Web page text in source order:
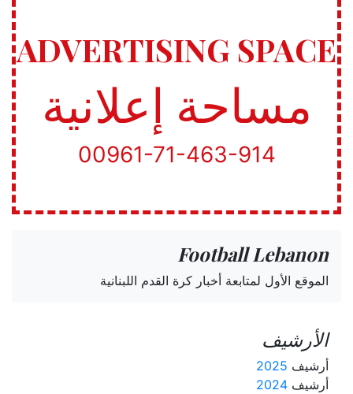
ADVERTISING SPACE
مساحة إعلانية
00961-71-463-914
Football Lebanon
الموقع الأول لمتابعة أخبار كرة القدم اللبنانية
الأرشيف
أرشيف 2025
أرشيف 2024